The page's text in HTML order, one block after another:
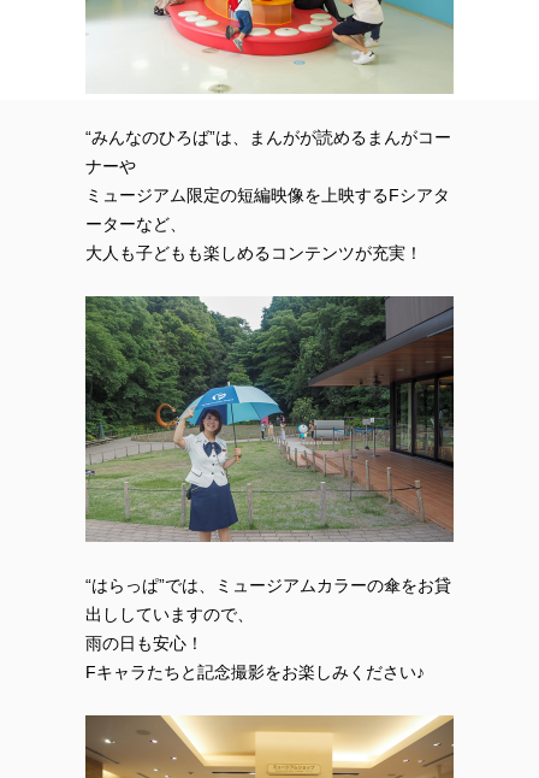
“みんなのひろば”は、まんがが読めるまんがコー
ナーや
ミュージアム限定の短編映像を上映するFシアタ
ーターなど、
大人も子どもも楽しめるコンテンツが充実！
“はらっぱ”では、ミュージアムカラーの傘をお貸
出ししていますので、
雨の日も安心！
Fキャラたちと記念撮影をお楽しみください♪